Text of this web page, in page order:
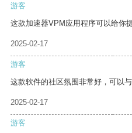
游客
这款加速器VPM应用程序可以给你
2025-02-17
游客
这款软件的社区氛围非常好，可以
2025-02-17
游客